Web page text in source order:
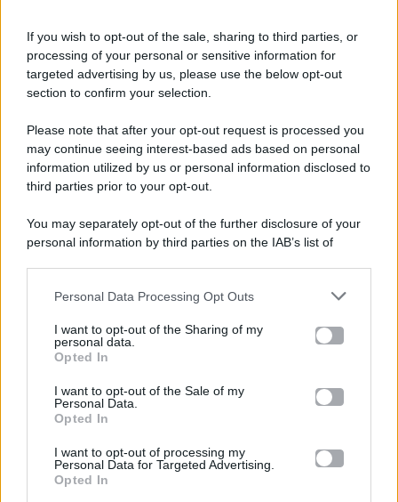
If you wish to opt-out of the sale, sharing to third parties, or
processing of your personal or sensitive information for
targeted advertising by us, please use the below opt-out
section to confirm your selection.
Please note that after your opt-out request is processed you
may continue seeing interest-based ads based on personal
information utilized by us or personal information disclosed to
third parties prior to your opt-out.
You may separately opt-out of the further disclosure of your
personal information by third parties on the IAB’s list of
This information may also be disclosed by us to third parties
disclose it to other third parties.
Please note that this website/app uses one or more Google
services and may gather and store information including but
not limited to your visit or usage behaviour. You may click to
grant or deny consent to Google and its third-party tags to
consent section.
Personal Data Processing Opt Outs
I want to opt-out of the Sharing of my
personal data.
Opted In
I want to opt-out of the Sale of my
Personal Data.
Opted In
I want to opt-out of processing my
Personal Data for Targeted Advertising.
Opted In
Gossip e TV è un sito di MASTE S.r.l.
viale Luigi Majno n. 21 - 20129 Milano (MI)
P.Iva 10909580960
Categorie
Gossip
Televisione
Programmi TV
Amici
Ballando Con Le Stelle